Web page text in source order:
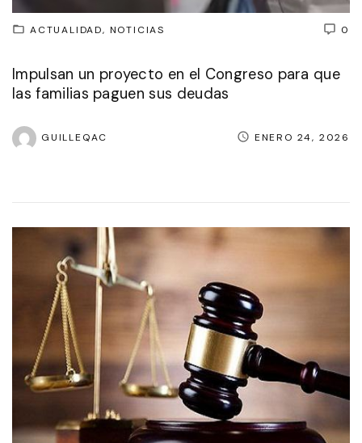
0
ACTUALIDAD NOTICIAS
Impulsan un proyecto en el Congreso para que
las familias paguen sus deudas
GUILLEQAC ENERO 24, 2026